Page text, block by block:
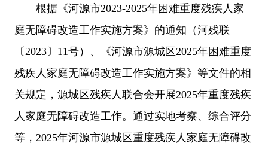
根据《河源市2023-2025年困难重度残疾人家
庭无障碍改造工作实施方案》的通知（河残联
〔2023〕11号）、《河源市源城区2025年困难重度
残疾人家庭无障碍改造工作实施方案》等文件的相
关规定，源城区残疾人联合会开展2025年重度残疾
人家庭无障碍改造工作。通过实地考察、综合评分
等，2025年河源市源城区重度残疾人家庭无障碍改